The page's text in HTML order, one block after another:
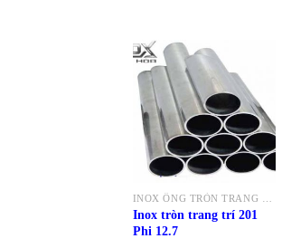
Inox tròn trang trí 201
Phi 12.7